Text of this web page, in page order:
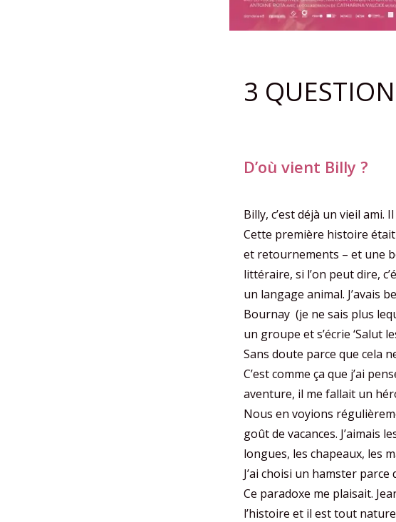
3
D’où vient Billy ?
Billy, c’est déjà un vieil ami.
Cette première histoire était
et retournements – et une
littéraire, si l’on peut dire,
un langage animal. J’avais
Bournay (je ne sais plus
un groupe et s’écrie ‘Salut
Sans doute parce que cela
C’est comme ça que j’ai
aventure, il me fallait un
Nous en voyions
goût de vacances. J’aimais
longues, les chapeaux, les
J’ai choisi un hamster
Ce paradoxe me plaisait.
l’histoire et il est tout